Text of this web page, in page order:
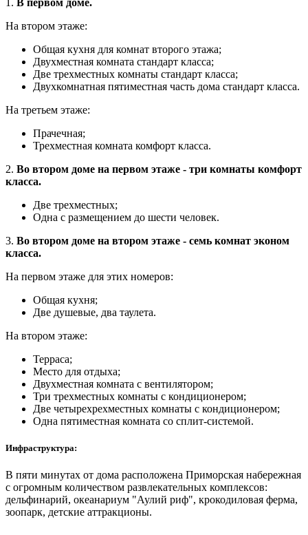
1. В первом доме.
На втором этаже:
Общая кухня для комнат второго этажа;
Двухместная комната стандарт класса;
Две трехместных комнаты стандарт класса;
Двухкомнатная пятиместная часть дома стандарт класса.
На третьем этаже:
Прачечная;
Трехместная комната комфорт класса.
2. Во втором доме на первом этаже - три комнаты комфорт
класса.
Две трехместных;
Одна с размещением до шести человек.
3. Во втором доме на втором этаже - семь комнат эконом
класса.
На первом этаже для этих номеров:
Общая кухня;
Две душевые, два таулета.
На втором этаже:
Терраса;
Место для отдыха;
Двухместная комната с вентилятором;
Три трехместных комнаты с кондиционером;
Две четырехрехместных комнаты с кондиционером;
Одна пятиместная комната со сплит-системой.
Инфраструктура:
В пяти минутах от дома расположена Приморская набережная
с огромным количеством развлекательных комплексов:
дельфинарий, океанариум "Аулий риф", крокодиловая ферма,
зоопарк, детские аттракционы.